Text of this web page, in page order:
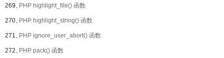
269、PHP highlight_file() 函数
270、PHP highlight_string() 函数
271、PHP ignore_user_abort() 函数
272、PHP pack() 函数